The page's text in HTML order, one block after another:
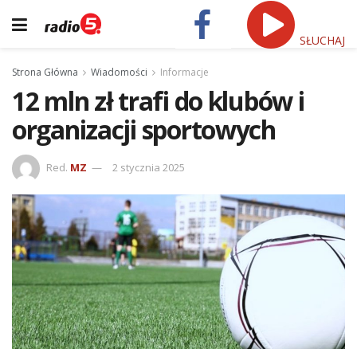
SŁUCHAJ
Strona Główna Wiadomości Informacje
12 mln zł trafi do klubów i
organizacji sportowych
Red. MZ 2 stycznia 2025